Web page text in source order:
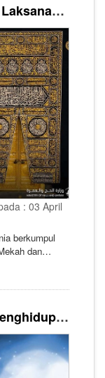
Lebih dari Satu Juta Jemaah Laksanakan I'tikaf di Dua Masjid Suci
: 03 April
berkumpul
dan
dan
terakhir
ibadah
pada hari
Lima Amalan Utama untuk Menghidupkan Malam Lailatul Qadar